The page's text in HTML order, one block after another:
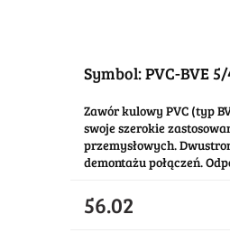
Symbol:PVC-BVE
Zawór kulowy PVC (typ
swoje szerokie
przemysłowych.
demontażu połączeń.
56.02